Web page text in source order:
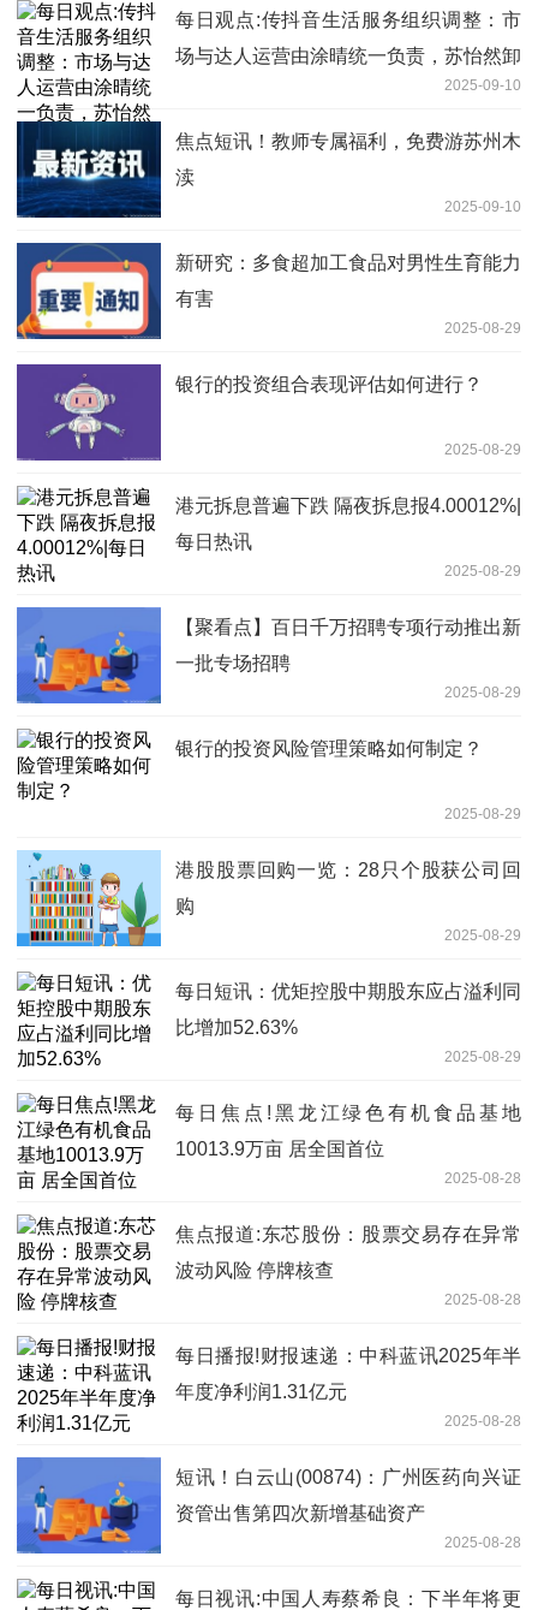
每日观点:传抖音生活服务组织调整：市
场与达人运营由涂晴统一负责，苏怡然卸
2025-09-10
焦点短讯！教师专属福利，免费游苏州木
渎
2025-09-10
新研究：多食超加工食品对男性生育能力
有害
2025-08-29
银行的投资组合表现评估如何进行？
2025-08-29
港元拆息普遍下跌 隔夜拆息报4.00012%|
每日热讯
2025-08-29
【聚看点】百日千万招聘专项行动推出新
一批专场招聘
2025-08-29
银行的投资风险管理策略如何制定？
2025-08-29
港股股票回购一览：28只个股获公司回
购
2025-08-29
每日短讯：优矩控股中期股东应占溢利同
比增加52.63%
2025-08-29
每日焦点!黑龙江绿色有机食品基地
10013.9万亩 居全国首位
2025-08-28
焦点报道:东芯股份：股票交易存在异常
波动风险 停牌核查
2025-08-28
每日播报!财报速递：中科蓝讯2025年半
年度净利润1.31亿元
2025-08-28
短讯！白云山(00874)：广州医药向兴证
资管出售第四次新增基础资产
2025-08-28
每日视讯:中国人寿蔡希良：下半年将更